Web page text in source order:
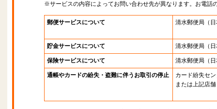
※サービスの内容によってお問い合わせ先が異なります。お電話
郵便サービスについて 清水郵便局 （
貯金サービスについて 清水郵便局 （
保険サービスについて 清水郵便局 （
通帳やカードの紛失・盗難に伴うお取引の停止
カード紛失セ
または上記店舗